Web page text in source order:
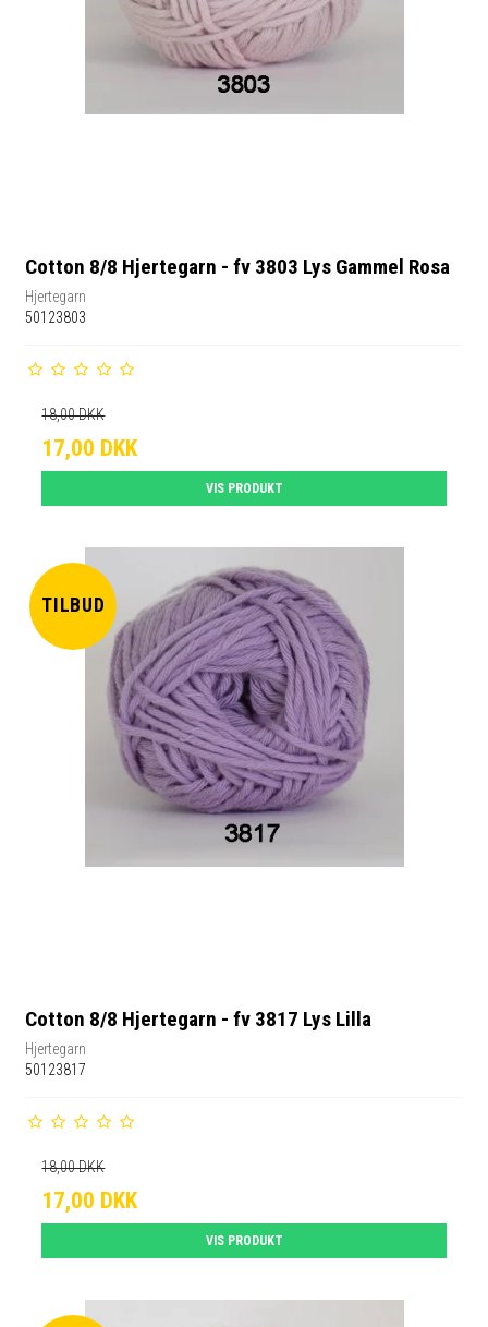
Cotton 8/8 Hjertegarn - fv 3803 Lys Gammel Rosa
Hjertegarn
50123803
18,00 DKK
17,00 DKK
VIS PRODUKT
TILBUD
Cotton 8/8 Hjertegarn - fv 3817 Lys Lilla
Hjertegarn
50123817
18,00 DKK
17,00 DKK
VIS PRODUKT